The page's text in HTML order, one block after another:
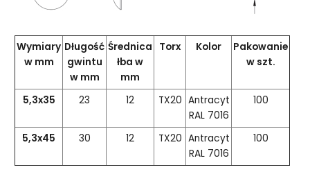
Wymiary
w mm
Długość
gwintu
w mm
Średnica
łba w
mm
Torx Kolor
Pakowanie
w szt.
5,3x35 23 12 TX20 Antracyt
RAL 7016
100
5,3x45 30 12 TX20 Antracyt
RAL 7016
100